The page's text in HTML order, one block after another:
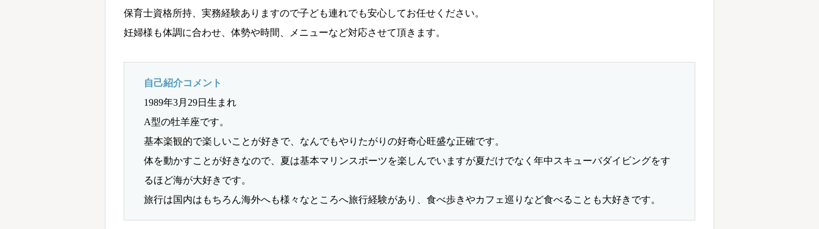
保育士資格所持、実務経験ありますので子ども連れでも安心してお任せください。
妊婦様も体調に合わせ、体勢や時間、メニューなど対応させて頂きます。
自己紹介コメント
1989年3月29日生まれ
A型の牡羊座です。
基本楽観的で楽しいことが好きで、なんでもやりたがりの好奇心旺盛な正確です。
体を動かすことが好きなので、夏は基本マリンスポーツを楽しんでいますが夏だけでなく年中スキューバダイビングをす
るほど海が大好きです。
旅行は国内はもちろん海外へも様々なところへ旅行経験があり、食べ歩きやカフェ巡りなど食べることも大好きです。